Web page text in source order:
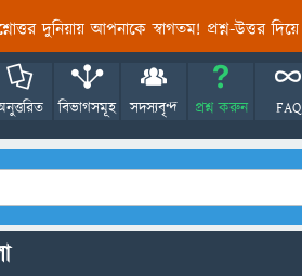
দুনিয়ায় আপনাকে স্বাগতম! প্রশ্ন-উত্তর
বিভাগসমূহ সদস্যবৃন্দ প্রশ্ন করুন FAQ